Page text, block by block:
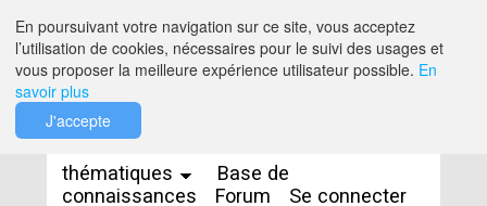
thématiques
Base de
connaissances
Forum
Se connecter
En poursuivant votre navigation sur ce site, vous acceptez
l’utilisation de cookies, nécessaires pour le suivi des usages et
vous proposer la meilleure expérience utilisateur possible. En
savoir plus
J'accepte